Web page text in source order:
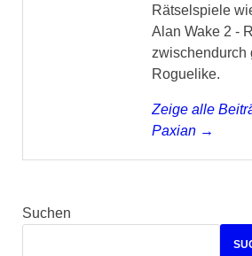
Rätselspiele
Alan Wake 2 -
zwischendurch
Roguelike.
Zeige alle
Paxian →
Suchen